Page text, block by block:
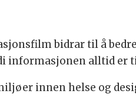
bidrar til å
informasjonen alltid er
innen helse og